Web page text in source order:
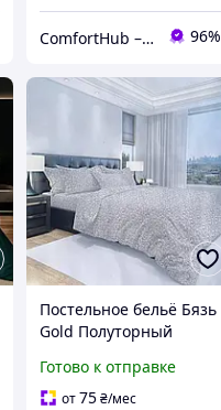
ComfortHub – ваш дом, ваш комфорт, ваше тепло 96%
Постельное бельё Бязь
Gold Полуторный
светлом фоне №2
Готово к отправке
от75 ₴/мес